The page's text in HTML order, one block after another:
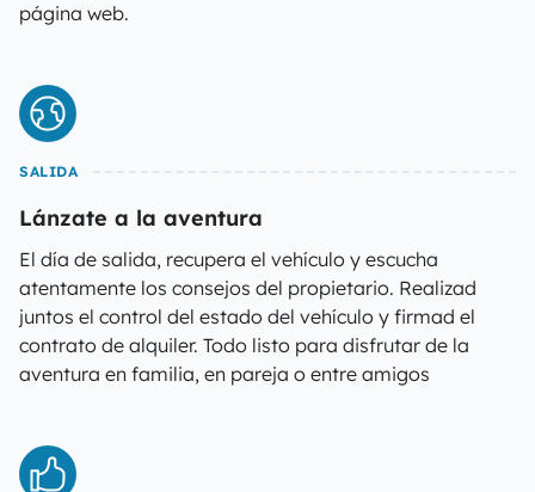
página web.
SALIDA
Lánzate a la aventura
El día de salida, recupera el vehículo y escucha
atentamente los consejos del propietario. Realizad
juntos el control del estado del vehículo y firmad el
contrato de alquiler. Todo listo para disfrutar de la
aventura en familia, en pareja o entre amigos